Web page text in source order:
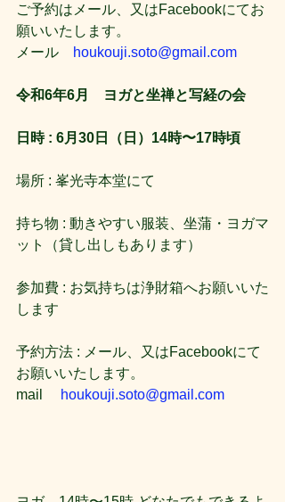
ご予約はメール、又はFacebookにてお
願いいたします。
メール
houkouji.soto@gmail.com
令和6年6月　ヨガと坐禅と写経の会
日時 : 6月30日（日）14時〜17時頃
場所 : 峯光寺本堂にて
持ち物 : 動きやすい服装、坐蒲・ヨガマ
ット（貸し出しもあります）
参加費 : お気持ちは浄財箱へお願いいた
します
予約方法 : メール、又はFacebookにて
お願いいたします。
mail
houkouji.soto@gmail.com